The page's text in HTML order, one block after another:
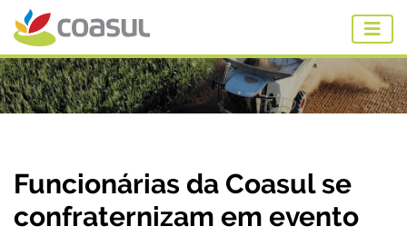
Funcionárias da Coasul se
confraternizam em evento